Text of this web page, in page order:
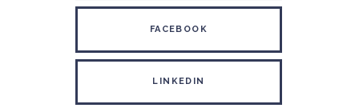
FACEBOOK
LINKEDIN